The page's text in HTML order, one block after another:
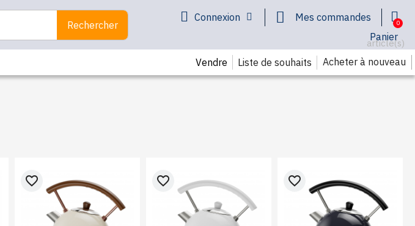
Rechercher
Connexion
Mes commandes
Panier
article(s)
Vendre Liste de souhaits Acheter à nouveau
favorite_border favorite_border favorite_border